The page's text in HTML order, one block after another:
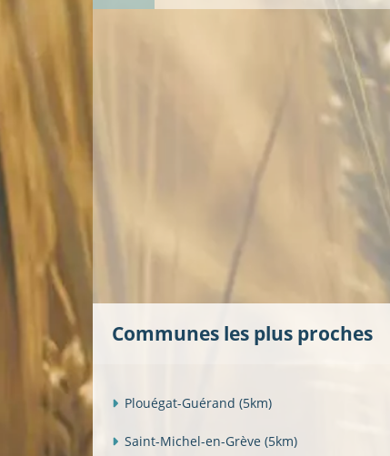
Communes les plus proches
Plouégat-Guérand (5km)
Saint-Michel-en-Grève (5km)